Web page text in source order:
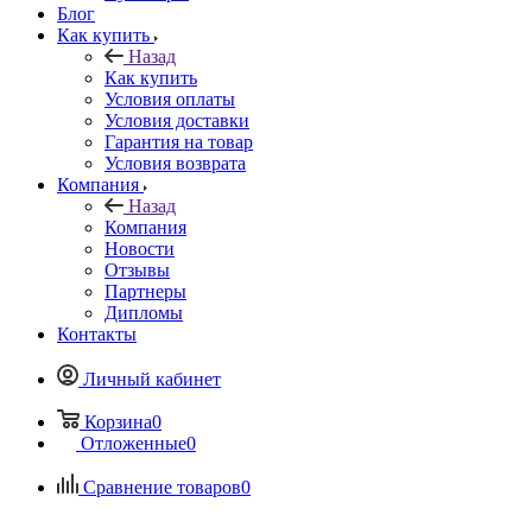
Блог
Как купить
Назад
Как купить
Условия оплаты
Условия доставки
Гарантия на товар
Условия возврата
Компания
Назад
Компания
Новости
Отзывы
Партнеры
Дипломы
Контакты
Личный кабинет
Корзина0
Отложенные0
Сравнение товаров0